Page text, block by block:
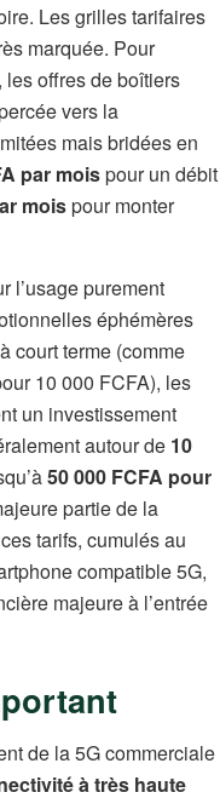
Les grilles tarifaires
marquée. Pour
les offres de boîtiers
vers la
mais bridées en
par moispour un débit
moispour monter
l’usage purement
éphémères
court terme (comme
10 000 FCFA), les
un investissement
autour de 10
50 000 FCFA pour
partie de la
tarifs, cumulés au
compatible 5G,
majeure à l’entrée
de la 5G commerciale
à très haute